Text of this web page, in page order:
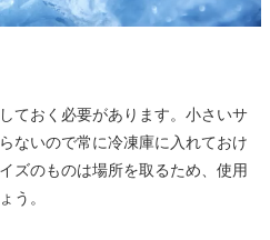
ておく必要があります。小さいサ
ないので常に冷凍庫に入れておけ
ズのものは場所を取るため、使用
う。